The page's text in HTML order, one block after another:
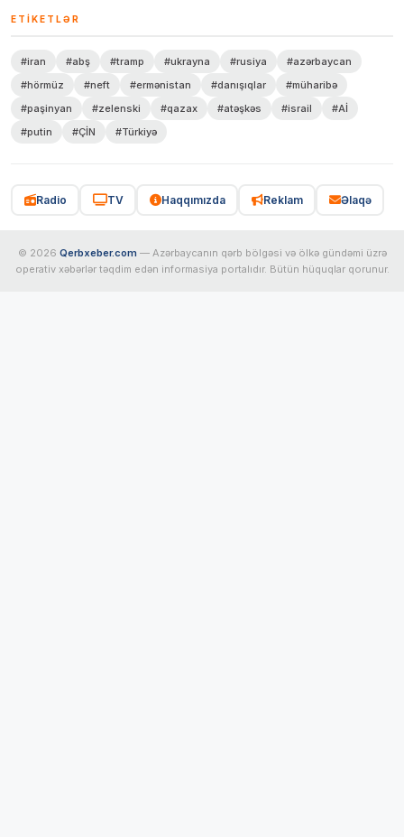
ETIKETLƏR
#iran #abş #tramp #ukrayna #rusiya
#azərbaycan
#hörmüz
#neft #ermənistan #danışıqlar
#müharibə
#paşinyan
#zelenski #qazax #atəşkəs #israil
#Aİ
#putin
#ÇİN #Türkiyə
Radio TV Haqqımızda Reklam Əlaqə
© 2026 Qerbxeber.com — Azərbaycanın qərb bölgəsi və ölkə gündəmi üzrə
operativ xəbərlər təqdim edən informasiya portalıdır. Bütün hüquqlar qorunur.